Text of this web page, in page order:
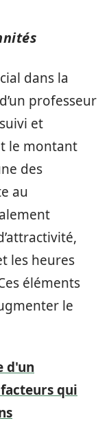
dans la
professeur
et
le montant
des
au
les heures
éléments
le
d'un
qui